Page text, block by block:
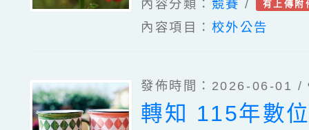
獲獎名單
內容分類： 競賽 / 有上傳附
內容項目： 校外公告
發佈時間：2026-06-01 /
轉知 115年數